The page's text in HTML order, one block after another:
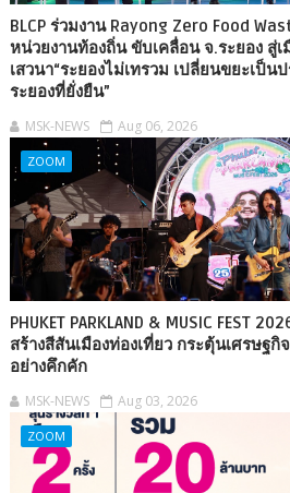
BLCP ร่วมงาน Rayong Zero Food
หน่วยงานท้องถิ่น ขับเคลื่อน จ.ระยอง สู่
เสวนา“ระยองไม่เทรวม เปลี่ยนขยะเป็
ระยองที่ยั่งยืน”
MSK-NEWS Aug 06, 2026
ZOOM
PHUKET PARKLAND & MUSIC FEST
สร้างสีสันเมืองท่องเที่ยว กระตุ้นเศรษฐกิ
อย่างคึกคัก
MSK-NEWS Aug 03, 2026
ZOOM